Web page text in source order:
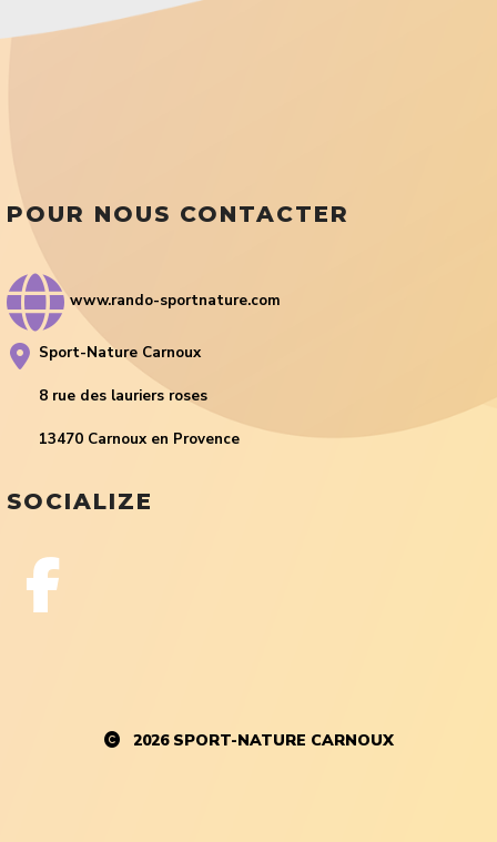
POUR NOUS CONTACTER
www.rando-sportnature.com
Sport-Nature Carnoux
8 rue des lauriers roses
13470 Carnoux en Provence
SOCIALIZE
2026 SPORT-NATURE CARNOUX